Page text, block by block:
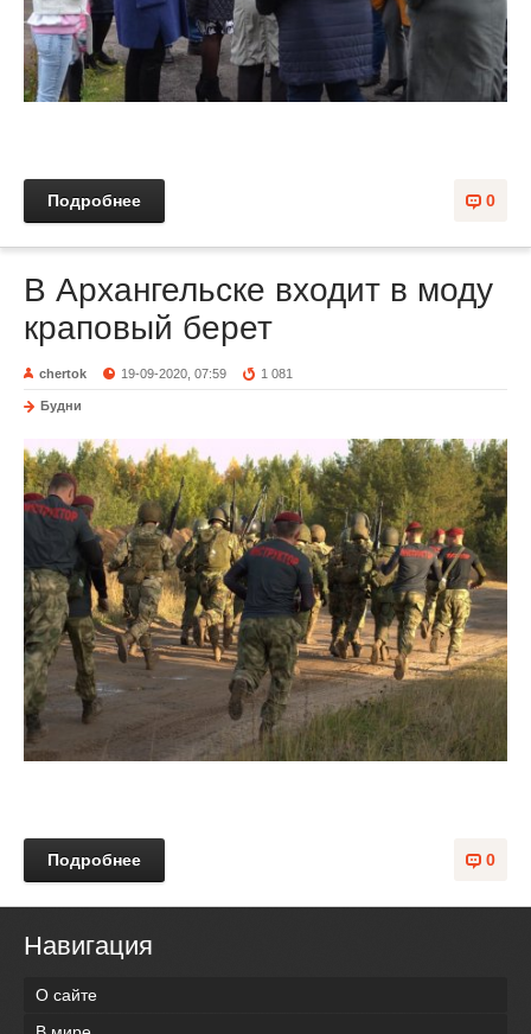
0
Подробнее
В Архангельске входит в моду
краповый берет
chertok 19-09-2020, 07:59 1 081
Будни
0
Подробнее
Навигация
О сайте